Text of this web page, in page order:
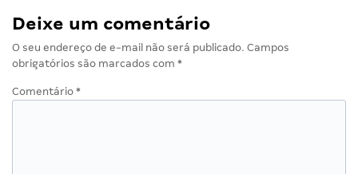
Deixe um comentário
O seu endereço de e-mail não será publicado. Campos
obrigatórios são marcados com *
Comentário *